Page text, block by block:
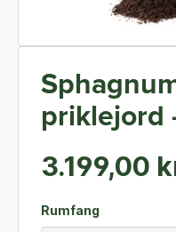
priklejord
3.199,00
Rumfang